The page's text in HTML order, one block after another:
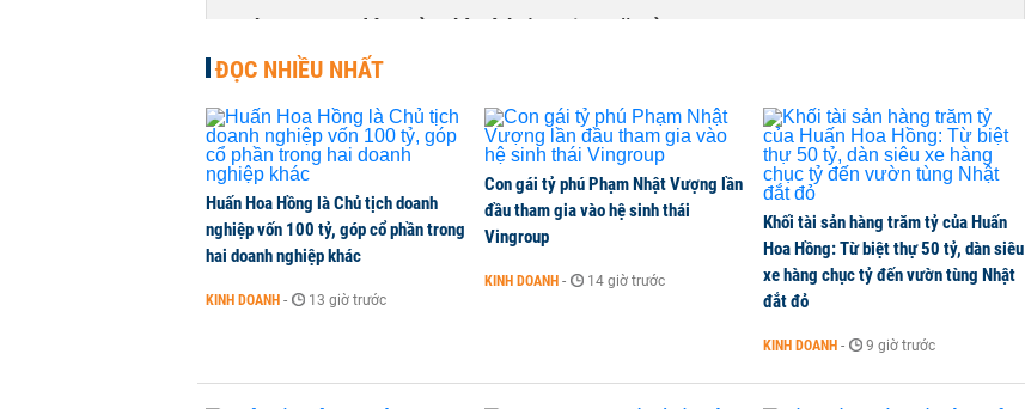
Phương Nam đóng cửa nhà sách tồn tại 44 năm ở TP HCM
KINH DOANH - 1 phút trước
ĐỌC NHIỀU NHẤT
Huấn Hoa Hồng là Chủ tịch doanh
nghiệp vốn 100 tỷ, góp cổ phần trong
hai doanh nghiệp khác
KINH DOANH - 13 giờ trước
Con gái tỷ phú Phạm Nhật Vượng lần
đầu tham gia vào hệ sinh thái
Vingroup
KINH DOANH - 14 giờ trước
Khối tài sản hàng trăm tỷ của Huấn
Hoa Hồng: Từ biệt thự 50 tỷ, dàn siêu
xe hàng chục tỷ đến vườn tùng Nhật
đắt đỏ
KINH DOANH - 9 giờ trước